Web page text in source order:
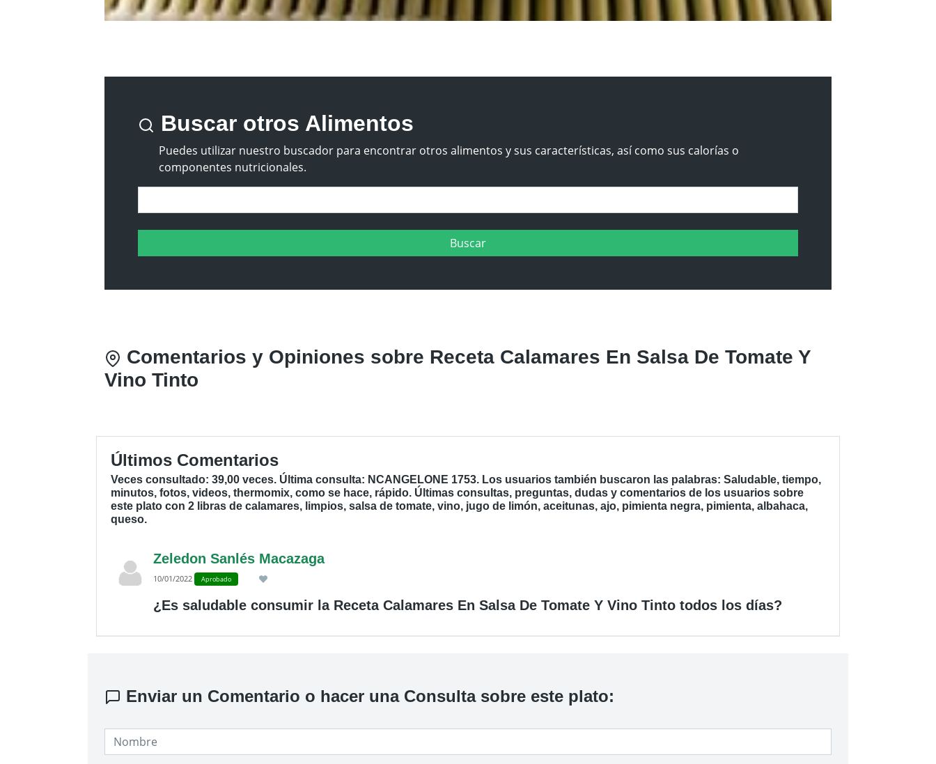
Buscar otros Alimentos
Puedes utilizar nuestro buscador para encontrar otros alimentos y sus características, así como sus calorías o
componentes nutricionales.
Comentarios y Opiniones sobre Receta Calamares En Salsa De Tomate Y
Vino Tinto
Últimos Comentarios
Veces consultado: 39,00 veces. Última consulta: NCANGELONE 1753. Los usuarios también buscaron las palabras: Saludable, tiempo,
minutos, fotos, videos, thermomix, como se hace, rápido. Últimas consultas, preguntas, dudas y comentarios de los usuarios sobre
este plato con 2 libras de calamares, limpios, salsa de tomate, vino, jugo de limón, aceitunas, ajo, pimienta negra, pimienta, albahaca,
queso.
Zeledon Sanlés Macazaga
10/01/2022 Aprobado
¿Es saludable consumir la Receta Calamares En Salsa De Tomate Y Vino Tinto todos los días?
Enviar un Comentario o hacer una Consulta sobre este plato: